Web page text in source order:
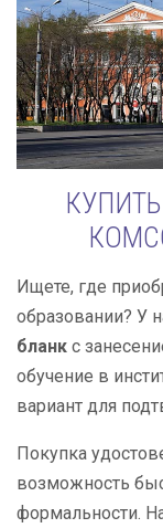
Ищете, где
образовании? У
бланк с
обучение в
вариант для
Покупка
возможность
формальности.